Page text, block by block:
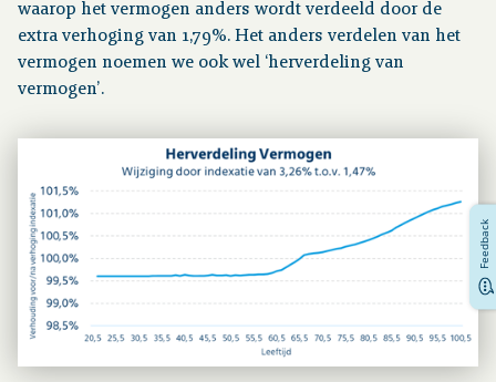
waarop het vermogen anders wordt verdeeld door de
extra verhoging van 1,79%. Het anders verdelen van het
vermogen noemen we ook wel ‘herverdeling van
vermogen’.
Feedback